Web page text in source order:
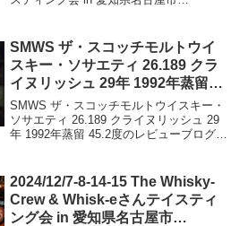
にしています
SMWS ザ・スコッチモルトウイ
スキー・ソサエティ 26.189 クラ
イヌリッシュ 29年 1992年蒸留
45.2度
SMWS ザ・スコッチモルトウイスキー・
ソサエティ 26.189 クライヌリッシュ 29
年 1992年蒸留 45.2度のレビューブログで
2024/12/7-8-14-15 The Whisky-
Crew & Whisk-eさんテイスティ
ング会 in 愛知県名古屋市